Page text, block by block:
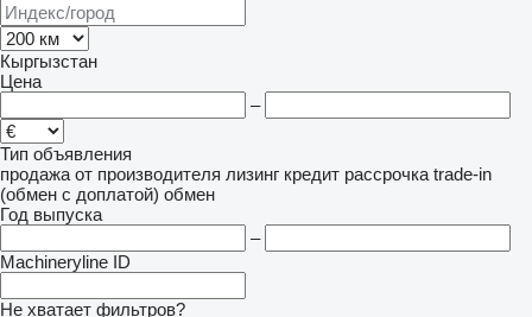
Кыргызстан
Цена
–
Тип объявления
продажа от производителя лизинг кредит рассрочка trade-in
(обмен с доплатой) обмен
Год выпуска
–
Machineryline ID
Не хватает фильтров?